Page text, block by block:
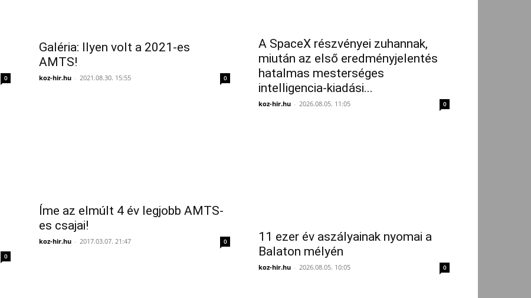
0
Galéria: Ilyen volt a 2021-es
AMTS!
koz-hir.hu - 2021.08.30. 15:55 0
0
Íme az elmúlt 4 év legjobb AMTS-
es csajai!
koz-hir.hu - 2017.03.07. 21:47 0
A SpaceX részvényei zuhannak,
miután az első eredményjelentés
hatalmas mesterséges
intelligencia-kiadási...
koz-hir.hu - 2026.08.05. 11:05 0
11 ezer év aszályainak nyomai a
Balaton mélyén
koz-hir.hu - 2026.08.05. 10:05 0